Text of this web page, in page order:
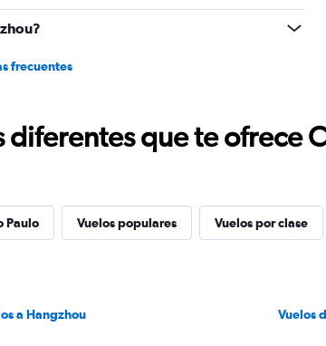
frecuentes
que te ofrece
Paulo Vuelos populares Vuelos por clase
a Hangzhou
Vuelos